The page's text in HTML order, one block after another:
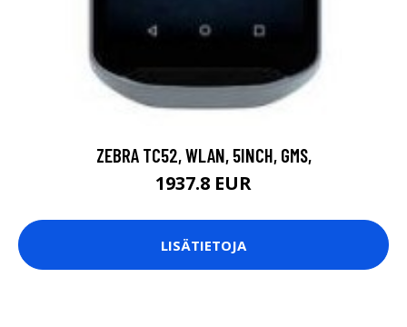
ZEBRA TC52, WLAN, 5INCH, GMS,
1937.8 EUR
LISÄTIETOJA